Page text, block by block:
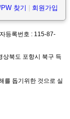
PW 찾기 회원가입
등록번호 : 115-87-
상북도 포항시 북구 득
를 돕기위한 것으로 실